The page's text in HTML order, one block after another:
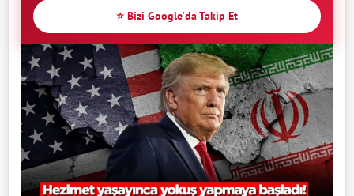
⭐ Bizi Google'da Takip Et